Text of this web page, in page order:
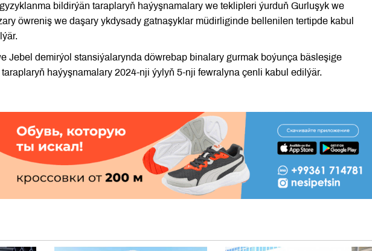
bildirýän taraplaryň haýyşnamalary we teklipleri ýurduň Gurluşyk we
öwreniş we daşary ykdysady gatnaşyklar müdirliginde bellenilen tertipde kabul
Jebel demirýol stansiýalarynda döwrebap binalary gurmak boýunça bäsleşige
haýyşnamalary 2024-nji ýylyň 5-nji fewralyna çenli kabul edilýär.